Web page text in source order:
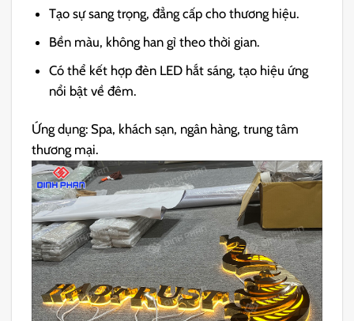
Tạo sự sang trọng, đẳng cấp cho thương hiệu.
Bền màu, không han gỉ theo thời gian.
Có thể kết hợp đèn LED hắt sáng, tạo hiệu ứng
nổi bật về đêm.
Ứng dụng: Spa, khách sạn, ngân hàng, trung tâm
thương mại.